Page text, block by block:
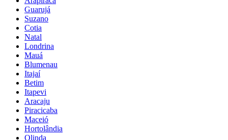
Guarujá
Suzano
Cotia
Natal
Londrina
Mauá
Blumenau
Itajaí
Betim
Itapevi
Aracaju
Piracicaba
Maceió
Hortolândia
Olinda